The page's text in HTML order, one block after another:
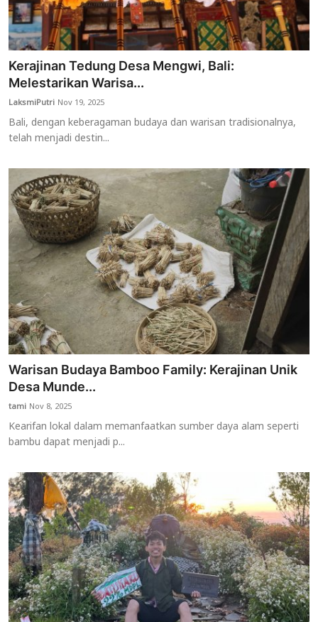
Kerajinan Tedung Desa Mengwi, Bali:
Melestarikan Warisa...
LaksmiPutri Nov 19, 2025
Bali, dengan keberagaman budaya dan warisan tradisionalnya,
telah menjadi destin...
Warisan Budaya Bamboo Family: Kerajinan Unik
Desa Munde...
tami Nov 8, 2025
Kearifan lokal dalam memanfaatkan sumber daya alam seperti
bambu dapat menjadi p...